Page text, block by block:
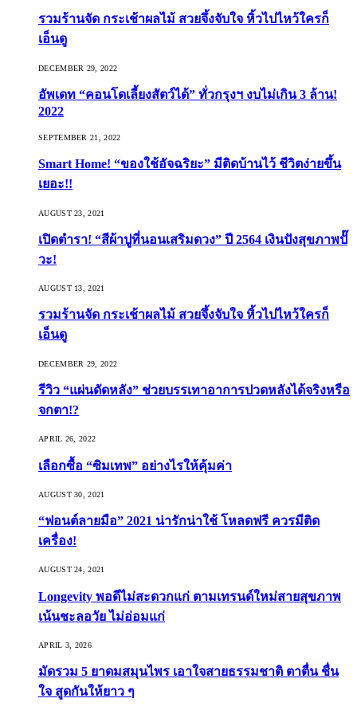
รวมร้านจัด กระเช้าผลไม้ สวยจึ้งจับใจ หิ้วไปไหว้ใครก็
เอ็นดู
DECEMBER 29, 2022
อัพเดท “คอนโดเลี้ยงสัตว์ได้” ทั่วกรุงฯ งบไม่เกิน 3 ล้าน!
2022
SEPTEMBER 21, 2022
Smart Home! “ของใช้อัจฉริยะ” มีติดบ้านไว้ ชีวิตง่ายขึ้น
เยอะ!!
AUGUST 23, 2021
เปิดตำรา! “สีผ้าปูที่นอนเสริมดวง” ปี 2564 เงินปังสุขภาพปั๊
วะ!
AUGUST 13, 2021
รวมร้านจัด กระเช้าผลไม้ สวยจึ้งจับใจ หิ้วไปไหว้ใครก็
เอ็นดู
DECEMBER 29, 2022
รีวิว “แผ่นดัดหลัง” ช่วยบรรเทาอาการปวดหลังได้จริงหรือ
จกตา!?
APRIL 26, 2022
เลือกซื้อ “ซิมเทพ” อย่างไรให้คุ้มค่า
AUGUST 30, 2021
“ฟอนต์ลายมือ” 2021 น่ารักน่าใช้ โหลดฟรี ควรมีติด
เครื่อง!
AUGUST 24, 2021
Longevity พอดีไม่สะดวกแก่ ตามเทรนด์ใหม่สายสุขภาพ
เน้นชะลอวัย ไม่อ่อมแก่
APRIL 3, 2026
มัดรวม 5 ยาดมสมุนไพร เอาใจสายธรรมชาติ ตาตื่น ชื่น
ใจ สูดกันให้ยาว ๆ